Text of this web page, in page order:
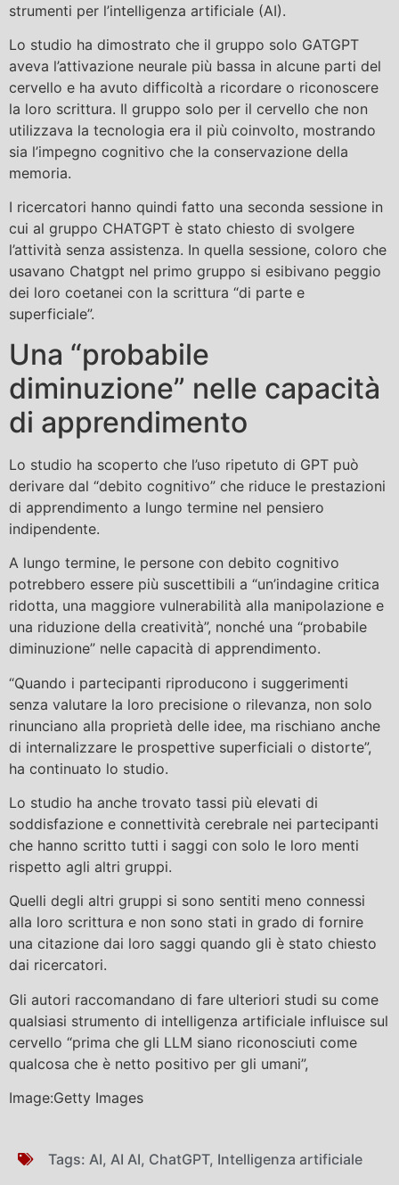
strumenti per l’intelligenza artificiale (AI).
Lo studio ha dimostrato che il gruppo solo GATGPT
aveva l’attivazione neurale più bassa in alcune parti del
cervello e ha avuto difficoltà a ricordare o riconoscere
la loro scrittura. Il gruppo solo per il cervello che non
utilizzava la tecnologia era il più coinvolto, mostrando
sia l’impegno cognitivo che la conservazione della
memoria.
I ricercatori hanno quindi fatto una seconda sessione in
cui al gruppo CHATGPT è stato chiesto di svolgere
l’attività senza assistenza. In quella sessione, coloro che
usavano Chatgpt nel primo gruppo si esibivano peggio
dei loro coetanei con la scrittura “di parte e
superficiale”.
Una “probabile
diminuzione” nelle capacità
di apprendimento
Lo studio ha scoperto che l’uso ripetuto di GPT può
derivare dal “debito cognitivo” che riduce le prestazioni
di apprendimento a lungo termine nel pensiero
indipendente.
A lungo termine, le persone con debito cognitivo
potrebbero essere più suscettibili a “un’indagine critica
ridotta, una maggiore vulnerabilità alla manipolazione e
una riduzione della creatività”, nonché una “probabile
diminuzione” nelle capacità di apprendimento.
“Quando i partecipanti riproducono i suggerimenti
senza valutare la loro precisione o rilevanza, non solo
rinunciano alla proprietà delle idee, ma rischiano anche
di internalizzare le prospettive superficiali o distorte”,
ha continuato lo studio.
Lo studio ha anche trovato tassi più elevati di
soddisfazione e connettività cerebrale nei partecipanti
che hanno scritto tutti i saggi con solo le loro menti
rispetto agli altri gruppi.
Quelli degli altri gruppi si sono sentiti meno connessi
alla loro scrittura e non sono stati in grado di fornire
una citazione dai loro saggi quando gli è stato chiesto
dai ricercatori.
Gli autori raccomandano di fare ulteriori studi su come
qualsiasi strumento di intelligenza artificiale influisce sul
cervello “prima che gli LLM siano riconosciuti come
qualcosa che è netto positivo per gli umani”,
Image:Getty Images
Tags: AI, AI AI, ChatGPT, Intelligenza artificiale